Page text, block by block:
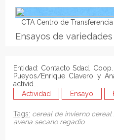
CTA Centro de
Ensayos de
Entidad: Contacto Sdad.
Pueyos/Enrique Clavero y
activid...
Actividad
Ensayo
Tags: cereal de invierno cereal
avena secano regadio